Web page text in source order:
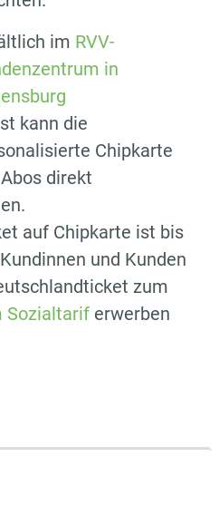
im RVV-
in
kann die
Chipkarte
direkt
auf Chipkarte ist bis
und Kunden
zum
Sozialtarif erwerben